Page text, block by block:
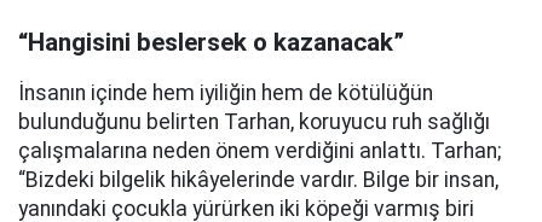
“Hangisini beslersek o kazanacak”
İnsanın içinde hem iyiliğin hem de kötülüğün
bulunduğunu belirten Tarhan, koruyucu ruh sağlığı
çalışmalarına neden önem verdiğini anlattı. Tarhan;
“Bizdeki bilgelik hikâyelerinde vardır. Bilge bir insan,
yanındaki çocukla yürürken iki köpeği varmış biri